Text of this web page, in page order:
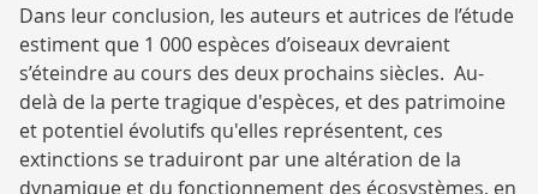
Dans leur conclusion, les auteurs et autrices de l’étude
estiment que 1 000 espèces d’oiseaux devraient
s’éteindre au cours des deux prochains siècles. Au-
delà de la perte tragique d'espèces, et des patrimoine
et potentiel évolutifs qu'elles représentent, ces
extinctions se traduiront par une altération de la
dynamique et du fonctionnement des écosystèmes, en